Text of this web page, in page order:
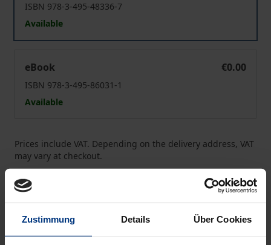
Zustimmung Details Über Cookies
ISBN 978-3-495-48336-7
Available
eBook
€0.00
ISBN 978-3-495-86031-1
Available
Prices include VAT. Depending on the delivery address, VAT
may vary at checkout.
Delivery cost notice